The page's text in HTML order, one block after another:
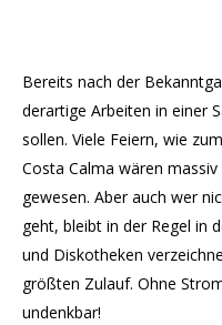
Bereits nach der
derartige Arbeiten in einer
sollen. Viele Feiern, wie
Costa Calma wären
gewesen. Aber auch wer
geht, bleibt in der Regel in
und Diskotheken
größten Zulauf. Ohne
undenkbar!